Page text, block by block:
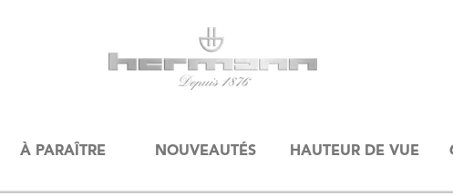
À PARAÎTRE NOUVEAUTÉS HAUTEUR DE VUE